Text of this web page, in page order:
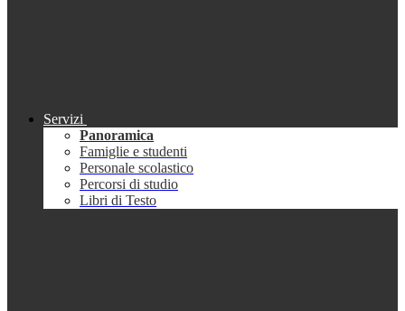
Servizi
Panoramica
Famiglie e studenti
Personale scolastico
Percorsi di studio
Libri di Testo